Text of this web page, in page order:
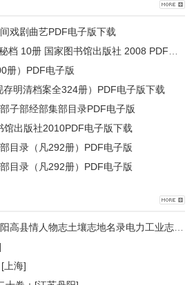
戏剧曲艺PDF电子版下载
册）PDF电子版
明清档案全324册）PDF电子版下载
子部经部集部目录PDF电子版
出版社2010PDF电子版下载
目录（凡292册）PDF电子版
目录（凡292册）PDF电子版
上海]